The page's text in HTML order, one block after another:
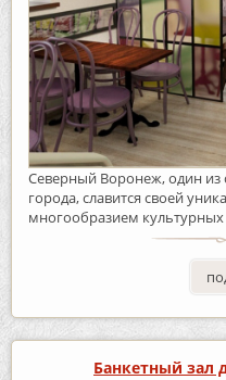
Северный Воронеж, один
города, славится своей
многообразием
Банкетный зал